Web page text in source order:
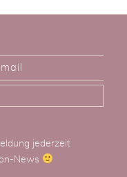
jederzeit
News